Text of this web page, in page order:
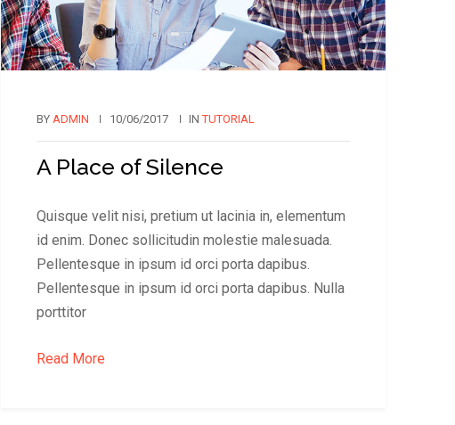
BY ADMIN 10/06/2017 INTUTORIAL
A Place of Silence
Quisque velit nisi, pretium ut lacinia in, elementum
id enim. Donec sollicitudin molestie malesuada.
Pellentesque in ipsum id orci porta dapibus.
Pellentesque in ipsum id orci porta dapibus. Nulla
porttitor
Read More